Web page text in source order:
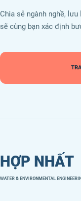
Chia sẻ ngành nghề,
sẽ cùng bạn xác định
HỢP NHẤT
WATER & ENVIRONMENTAL